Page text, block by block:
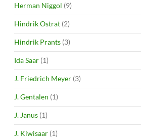
Herman Niggol (9)
Hindrik Ostrat (2)
Hindrik Prants (3)
Ida Saar (1)
J. Friedrich Meyer (3)
J. Gentalen (1)
J. Janus (1)
J. Kiwisaar (1)